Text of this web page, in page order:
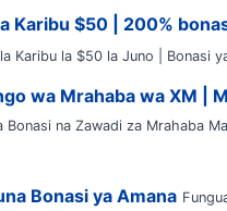
Karibu $50 | 200%
Karibu la $50 la Juno | Bonasi
wa Mrahaba wa XM |
Bonasi na Zawadi za Mrahaba
Bonasi ya Amana